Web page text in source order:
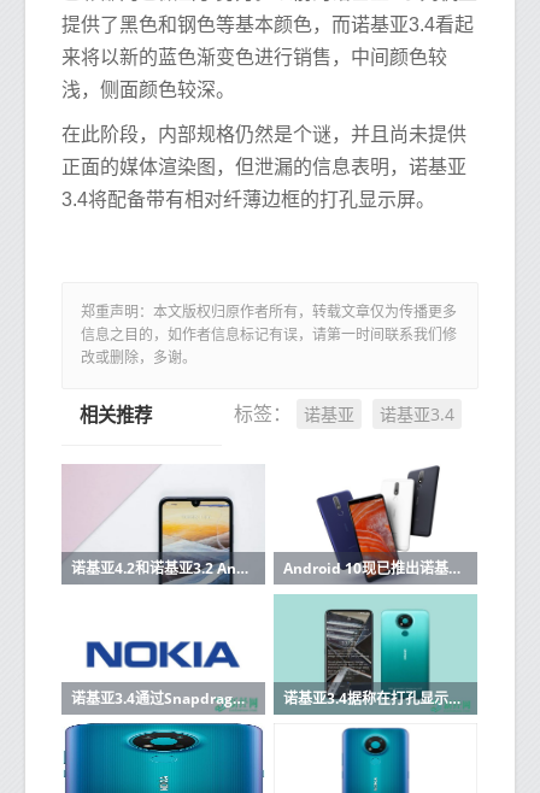
提供了黑色和钢色等基本颜色，而诺基亚3.4看起
来将以新的蓝色渐变色进行销售，中间颜色较
浅，侧面颜色较深。
在此阶段，内部规格仍然是个谜，并且尚未提供
正面的媒体渲染图，但泄漏的信息表明，诺基亚
3.4将配备带有相对纤薄边框的打孔显示屏。
郑重声明：本文版权归原作者所有，转载文章仅为传播更多
信息之目的，如作者信息标记有误，请第一时间联系我们修
改或删除，多谢。
标签： 诺基亚 诺基亚3.4
相关推荐
诺基亚4.2和诺基亚3.2 Android 10更新现已在印度推出 Android 10现已推出诺基亚3.1 Plus
诺基亚3.4通过Snapdragon 460和3GB RAM访问Geekbench 诺基亚3.4据称在打孔显示器，圆形三摄像头阵列上的渲染提示